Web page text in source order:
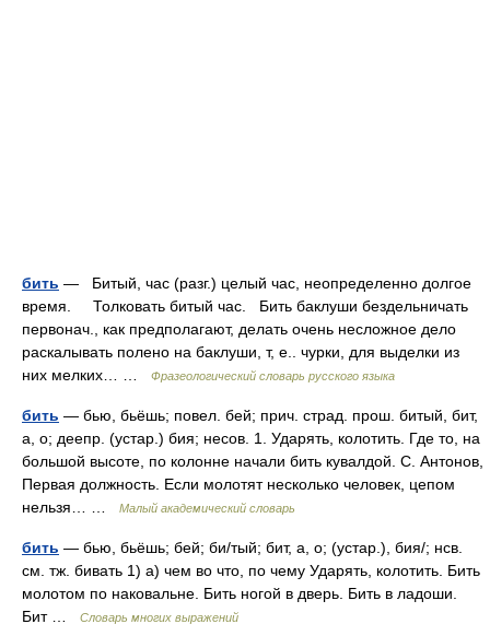
бить — Битый, час (разг.) целый час, неопределенно долгое
время. Толковать битый час. Бить баклуши бездельничать
первонач., как предполагают, делать очень несложное дело
раскалывать полено на баклуши, т, е.. чурки, для выделки из
них мелких… …
Фразеологический словарь русского языка
бить — бью, бьёшь; повел. бей; прич. страд. прош. битый, бит,
а, о; деепр. (устар.) бия; несов. 1. Ударять, колотить. Где то, на
большой высоте, по колонне начали бить кувалдой. С. Антонов,
Первая должность. Если молотят несколько человек, цепом
нельзя… …
Малый академический словарь
бить — бью, бьёшь; бей; би/тый; бит, а, о; (устар.), бия/; нсв.
см. тж. бивать 1) а) чем во что, по чему Ударять, колотить. Бить
молотом по наковальне. Бить ногой в дверь. Бить в ладоши.
Бит …
Словарь многих выражений